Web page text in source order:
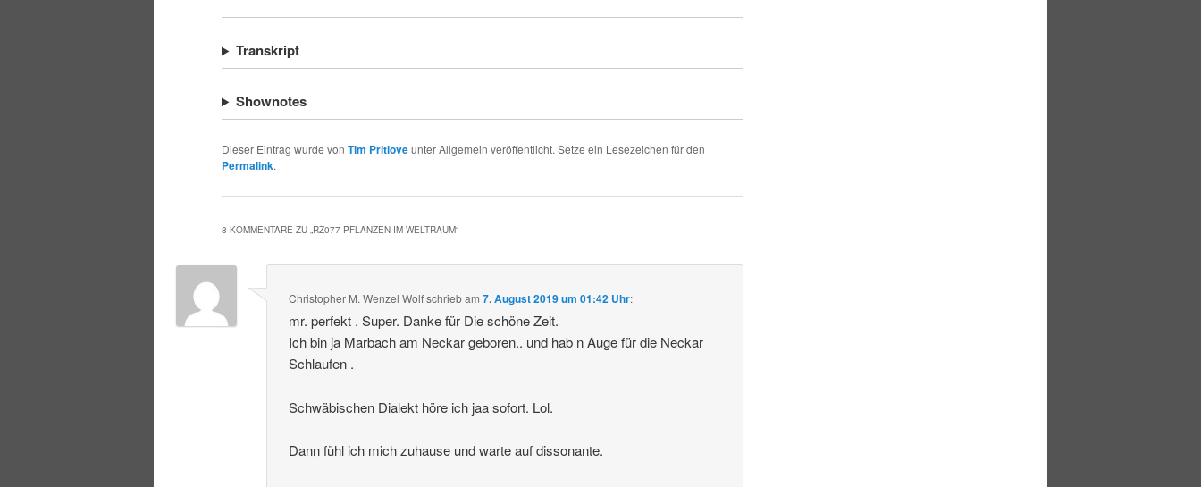
Transkript
Shownotes
Dieser Eintrag wurde von Tim Pritloveunter Allgemein veröffentlicht. Setze ein Lesezeichen für den
Permalink.
8 KOMMENTARE ZU „RZ077 PFLANZEN IM WELTRAUM“
Christopher M. Wenzel Wolfschriebam7. August 2019 um 01:42 Uhr:
mr. perfekt . Super. Danke für Die schöne Zeit.
Ich bin ja Marbach am Neckar geboren.. und hab n Auge für die Neckar
Schlaufen .
Schwäbischen Dialekt höre ich jaa sofort. Lol.
Dann fühl ich mich zuhause und warte auf dissonante.